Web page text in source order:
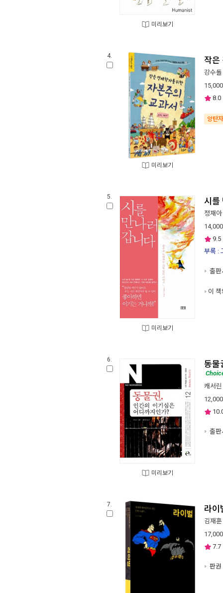
미리보기
4.
미리보기
작은
강수돌
15,000
8.0
양탄
5.
미리보기
시를
정재아
14,000
9.5
부록 :
출판
이
6.
미리보기
동물
캐서
12,000
출판
7. 라이
김재훈
17,000
7.7
판권